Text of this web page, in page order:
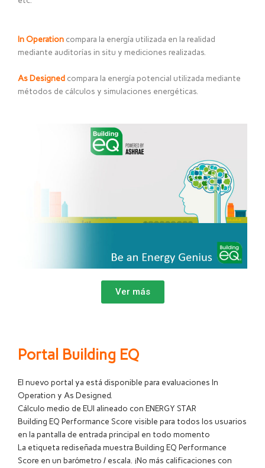
In Operation compara la energía utilizada en la realidad
mediante auditorías in situ y mediciones realizadas.
As Designed compara la energía potencial utilizada mediante
métodos de cálculos y simulaciones energéticas.
Ver más
Portal Building EQ
El nuevo portal ya está disponible para evaluaciones In
Operation y As Designed.
Cálculo medio de EUI alineado con ENERGY STAR
Building EQ Performance Score visible para todos los usuarios
en la pantalla de entrada principal en todo momento
La etiqueta rediseñada muestra Building EQ Performance
Score en un barómetro / escala. ¡No más calificaciones con